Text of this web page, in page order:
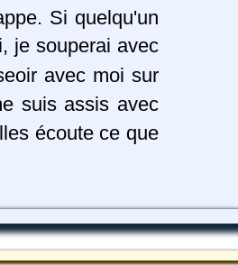
Si quelqu'un
je souperai avec
avec moi sur
suis assis avec
écoute ce que